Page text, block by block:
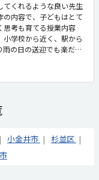
てくれるような良い先生
内容で、子どもはとて
思考も育てる授業内容
学校から近く、駅から
の日の送迎でも楽だと
どもたちは皆のびのび
れて笑顔溢れ良い印象
不満もありません。他
くれて、子どもたちが
容も子どもが好きそう
小金井市
杉並区